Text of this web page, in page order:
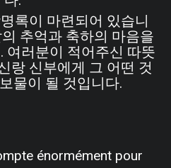
록이 마련되어 있습니
추억과 축하의 마음을
여러분이 적어주신 따뜻
랑 신부에게 그 어떤 것
물이 될 것입니다.
énormément pour